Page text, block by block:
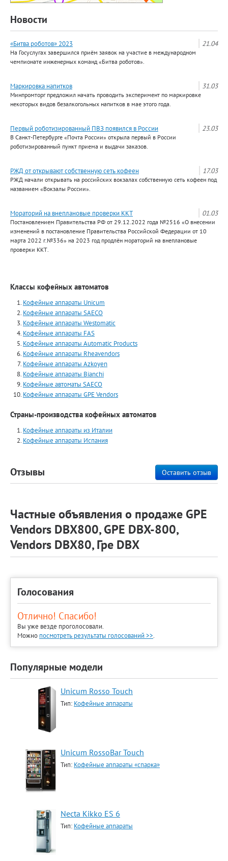
Новости
21.04
«Битва роботов» 2023
На Госуслугах завершился приём заявок на участие в международном
чемпионате инженерных команд «Битва роботов».
31.03
Маркировка напитков
Минпромторг предложил начать проводить эксперимент по маркировке
некоторых видов безалкогольных напитков в мае этого года.
23.03
Первый роботизированный ПВЗ появился в России
В Санкт-Петербурге «Почта России» открыла первый в России
роботизированный пункт приема и выдачи заказов.
17.03
РЖД от открывают собственную сеть кофеен
РЖД начали открывать на российских вокзалах собственную сеть кофеен под
названием «Вокзалы России».
01.03
Мораторий на внеплановые проверки ККТ
Постановлением Правительства РФ от 29.12.2022 года №2516 «О внесении
изменений в постановление Правительства Российской Федерации от 10
марта 2022 г.№336» на 2023 год продлён мораторий на внеплановые
проверки ККТ.
Классы кофейных автоматов
Кофейные аппараты Unicum
Кофейные аппараты SAECO
Кофейные аппараты Westomatic
Кофейные аппараты FAS
Кофейные аппараты Automatiс Products
Кофейные аппараты Rheavendors
Кофейные аппараты Azkoyen
Кофейные аппараты Bianchi
Кофейные автоматы SAECO
Кофейные аппараты GPE Vendors
Страны-производства кофейных автоматов
Кофейные аппараты из Италии
Кофейные аппараты Испания
Оставить отзыв
Отзывы
Частные объявления о продаже GPE
Vendors DBX800, GPE DBX-800,
Vendors DBX80, Гре DBX
Голосования
Отлично! Спасибо!
Вы уже везде проголосовали.
Можно посмотреть результаты голосований >>.
Популярные модели
Unicum Rosso Touch
Тип: Кофейные аппараты
Unicum RossoBar Touch
Тип: Кофейные аппараты «спарка»
Necta Kikko ES 6
Тип: Кофейные аппараты